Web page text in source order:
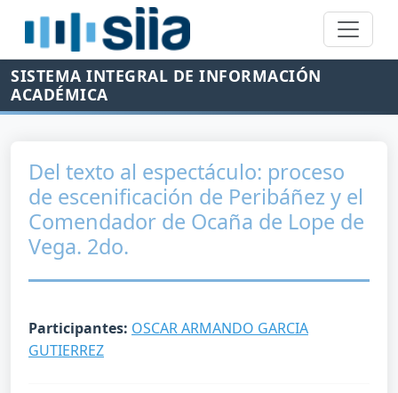
SISTEMA INTEGRAL DE INFORMACIÓN
ACADÉMICA
Del texto al espectáculo: proceso
de escenificación de Peribáñez y el
Comendador de Ocaña de Lope de
Vega. 2do.
Participantes: OSCAR ARMANDO GARCIA
GUTIERREZ